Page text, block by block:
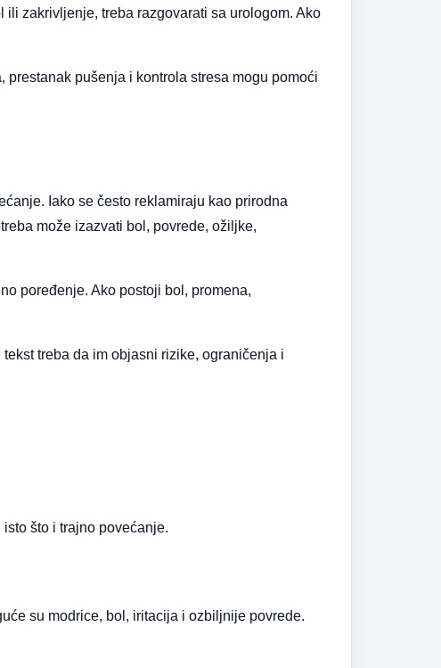
zakrivljenje, treba razgovarati sa urologom. Ako
pušenja i kontrola stresa mogu pomoći
Iako se često reklamiraju kao prirodna
može izazvati bol, povrede, ožiljke,
poređenje. Ako postoji bol, promena,
treba da im objasni rizike, ograničenja i
što i trajno povećanje.
su modrice, bol, iritacija i ozbiljnije povrede.